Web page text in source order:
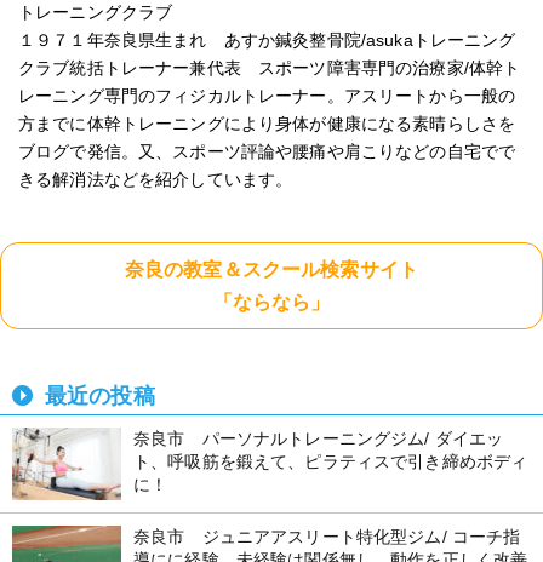
トレーニングクラブ
１９７１年奈良県生まれ あすか鍼灸整骨院/asukaトレーニング
クラブ統括トレーナー兼代表 スポーツ障害専門の治療家/体幹ト
レーニング専門のフィジカルトレーナー。アスリートから一般の
方までに体幹トレーニングにより身体が健康になる素晴らしさを
ブログで発信。又、スポーツ評論や腰痛や肩こりなどの自宅でで
きる解消法などを紹介しています。
奈良の教室＆スクール検索サイト
「ならなら」
最近の投稿
奈良市 パーソナルトレーニングジム/ ダイエッ
ト、呼吸筋を鍛えて、ピラティスで引き締めボディ
に！
奈良市 ジュニアアスリート特化型ジム/ コーチ指